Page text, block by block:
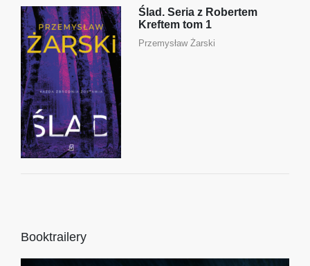
Ślad. Seria z Robertem
Kreftem tom 1
Przemysław Żarski
Booktrailery